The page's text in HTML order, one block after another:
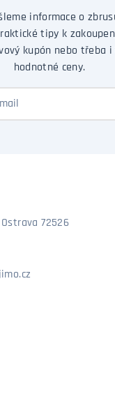
informace o
tipy k
kupón nebo třeba
hodnotné ceny.
72526